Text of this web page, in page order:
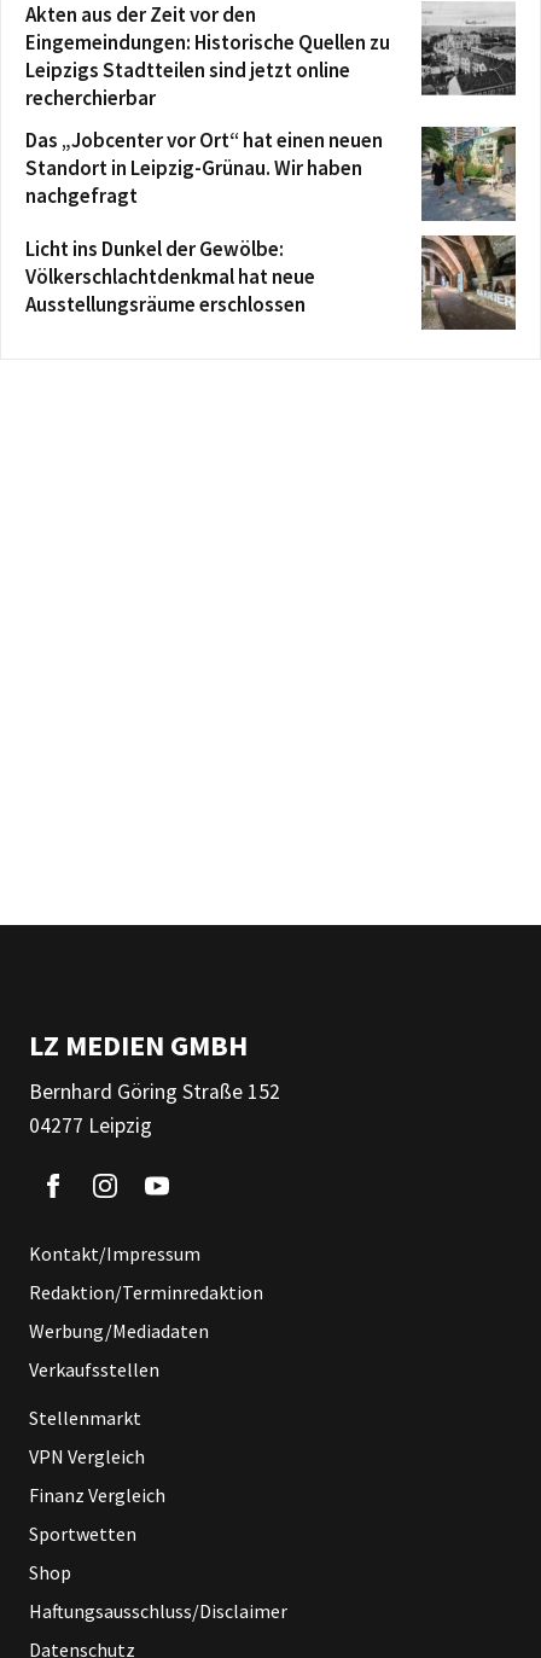
Akten aus der Zeit vor den
Eingemeindungen: Historische Quellen zu
Leipzigs Stadtteilen sind jetzt online
recherchierbar
Das „Jobcenter vor Ort“ hat einen neuen
Standort in Leipzig-Grünau. Wir haben
nachgefragt
Licht ins Dunkel der Gewölbe:
Völkerschlachtdenkmal hat neue
Ausstellungsräume erschlossen
LZ MEDIEN GMBH
Bernhard Göring Straße 152
04277 Leipzig
Kontakt/Impressum
Redaktion/Terminredaktion
Werbung/Mediadaten
Verkaufsstellen
Stellenmarkt
VPN Vergleich
Finanz Vergleich
Sportwetten
Shop
Haftungsausschluss/Disclaimer
Datenschutz